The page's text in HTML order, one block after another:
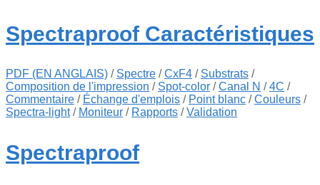
Spectraproof Caractéristiques
PDF (EN ANGLAIS) / Spectre /CxF4 / Substrats /
Composition de l'impression / Spot-color /Canal N /4C /
Commentaire / Échange d'emplois / Point blanc /Couleurs /
Spectra-light/ Moniteur / Rapports /Validation
Spectraproof